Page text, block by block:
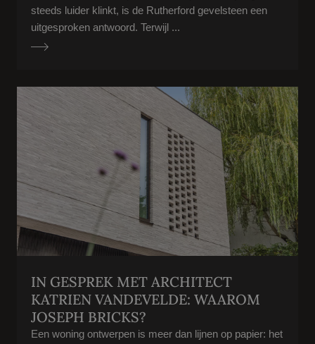
steeds luider klinkt, is de Rutherford gevelsteen een
uitgesproken antwoord. Terwijl ...
IN GESPREK MET ARCHITECT
KATRIEN VANDEVELDE: WAAROM
JOSEPH BRICKS?
Een woning ontwerpen is meer dan lijnen op papier: het